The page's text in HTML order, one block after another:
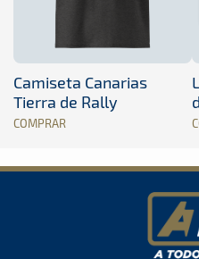
Camiseta Canarias
Tierra de Rally
COMPRAR